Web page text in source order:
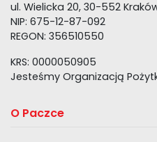
ul. Wielicka 20, 30-552
NIP: 675-12-87-092
REGON: 356510550
KRS: 0000050905
Jesteśmy Organizacją
O Paczce